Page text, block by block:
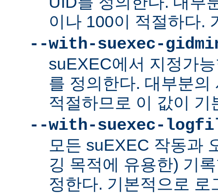
이나 100이 적절하다.
--with-suexec-
suEXEC에서 지정가
를 정의한다. 대부분의
적절하므로 이 값이 기
--with-suexec-
모든 suEXEC 작동과
깅 목적에 유용한) 기
정한다. 기본적으로 로